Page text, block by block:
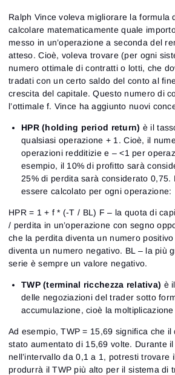
Ralph Vince voleva migliorare la formula
calcolare matematicamente quale
messo in un’operazione a seconda del
atteso. Cioè, voleva trovare (per ogni
numero ottimale di contratti o lotti, che
tradati con un certo saldo del conto al
crescita del capitale. Questo numero di
l’ottimale f. Vince ha aggiunto nuovi
HPR (holding period return) è il
qualsiasi operazione + 1. Cioè, il
operazioni redditizie e – <1 per
esempio, il 10% di profitto sarà
25% di perdita sarà considerato 0,75.
essere calcolato per ogni operazione:
HPR = 1 + f * (-T / BL) F – la quota di
/ perdita in un’operazione con segno
che la perdita diventa un numero
diventa un numero negativo. BL – la più
serie è sempre un valore negativo.
TWP (terminal ricchezza relativa) è
delle negoziazioni del trader sotto
accumulazione, cioè la
Ad esempio, TWP = 15,69 significa che il
stato aumentato di 15,69 volte. Durante
nell’intervallo da 0,1 a 1, potresti trovare
produrrà il TWP più alto per il sistema di